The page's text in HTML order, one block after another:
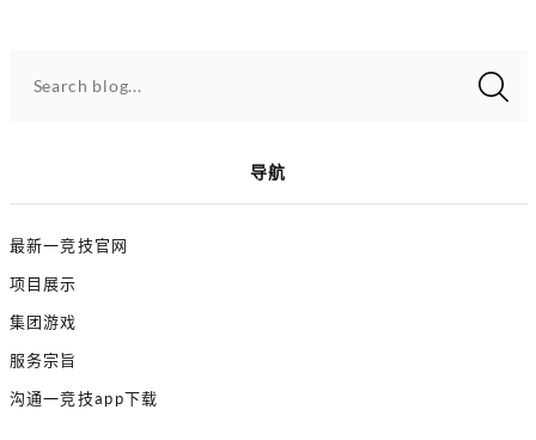
Search blog...
导航
最新一竞技官网
项目展示
集团游戏
服务宗旨
沟通一竞技app下载